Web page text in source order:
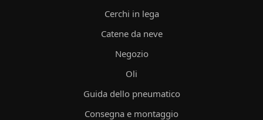
Cerchi in lega
Catene da neve
Negozio
Oli
Guida dello pneumatico
Consegna e montaggio